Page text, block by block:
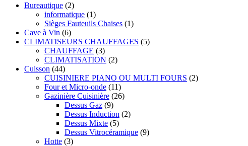
Bureautique (2)
informatique (1)
Sièges Fauteuils Chaises (1)
Cave à Vin (6)
CLIMATISEURS CHAUFFAGES (5)
CHAUFFAGE (3)
CLIMATISATION (2)
Cuisson (44)
CUISINIERE PIANO OU MULTI FOURS (2)
Four et Micro-onde (11)
Gazinière Cuisinière (26)
Dessus Gaz (9)
Dessus Induction (2)
Dessus Mixte (5)
Dessus Vitrocéramique (9)
Hotte (3)